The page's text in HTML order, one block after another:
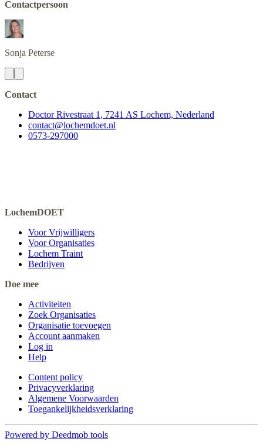
Contactpersoon
Sonja Peterse
Contact
Doctor Rivestraat 1, 7241 AS Lochem, Nederland
contact@lochemdoet.nl
0573-297000
LochemDOET
Voor Vrijwilligers
Voor Organisaties
Lochem Traint
Bedrijven
Doe mee
Activiteiten
Zoek Organisaties
Organisatie toevoegen
Account aanmaken
Log in
Help
Content policy
Privacyverklaring
Algemene Voorwaarden
Toegankelijkheidsverklaring
Powered by Deedmob tools